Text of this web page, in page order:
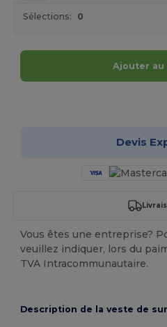
Sélections: 0
Ajouter au
Devis
Vous êtes une entreprise?
veuillez indiquer, lors du
TVA Intracommunautaire.
Description de la veste de